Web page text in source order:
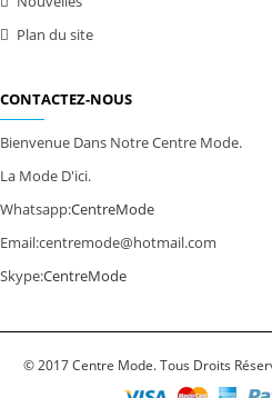
Plan du site
CONTACTEZ-NOUS
Bienvenue Dans Notre Centre Mode.
La Mode D'ici.
Whatsapp:CentreMode
Email:centremode@hotmail.com
Skype:CentreMode
© 2017 Centre Mode. Tous Droits